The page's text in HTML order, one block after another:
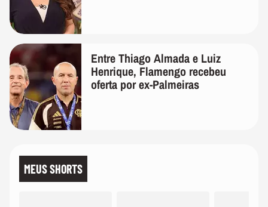
Entre Thiago Almada e Luiz
Henrique, Flamengo recebeu
oferta por ex-Palmeiras
MEUS SHORTS